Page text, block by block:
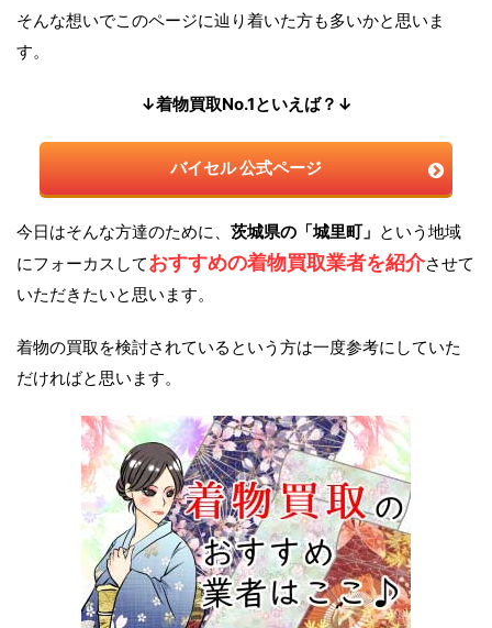
そんな想いでこのページに辿り着いた方も多いかと思いま
す。
↓着物買取No.1といえば？↓
バイセル 公式ページ
今日はそんな方達のために、 茨城県の「城里町」 という地域
にフォーカスしておすすめの着物買取業者を紹介させて
いただきたいと思います。
着物の買取を検討されているという方は一度参考にしていた
だければと思います。